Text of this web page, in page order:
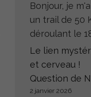
Bonjour, je
un trail de 50
déroulant le
Le lien
et cerveau !
Question de
2 janvier 2026